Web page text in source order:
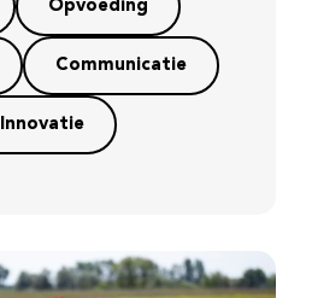
Opvoeding
Communicatie
Innovatie